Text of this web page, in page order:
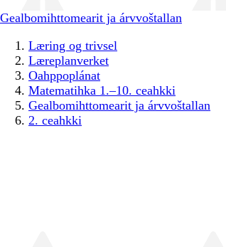
Gealbomihttomearit ja árvvoštallan
Læring og trivsel
Læreplanverket
Oahppoplánat
Matematihka 1.–10. ceahkki
Gealbomihttomearit ja árvvoštallan
2. ceahkki